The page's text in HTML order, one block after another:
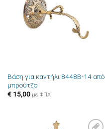
Βάση για καντήλι 8448B-14 από
μπρούτζο
€15,00 με ΦΠΑ